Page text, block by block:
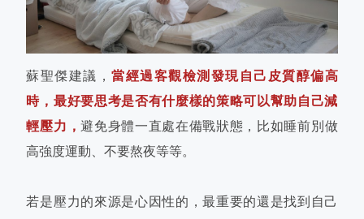
蘇聖傑建議，當經過客觀檢測發現自己皮質醇偏高
時，最好要思考是否有什麼樣的策略可以幫助自己減
輕壓力，避免身體一直處在備戰狀態，比如睡前別做
高強度運動、不要熬夜等等。
若是壓力的來源是心因性的，最重要的還是找到自己